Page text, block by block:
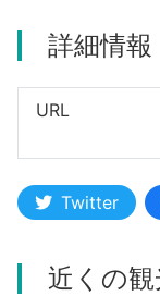
詳細情報
URL
Twitter
近くの観